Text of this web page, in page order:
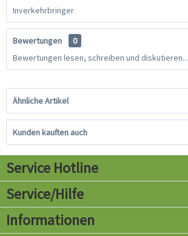
Inverkehrbringer
Bewertungen
0
Bewertungen lesen, schreiben und diskutieren...
Ähnliche Artikel
Kunden kauften auch
Service Hotline
Service/Hilfe
Informationen